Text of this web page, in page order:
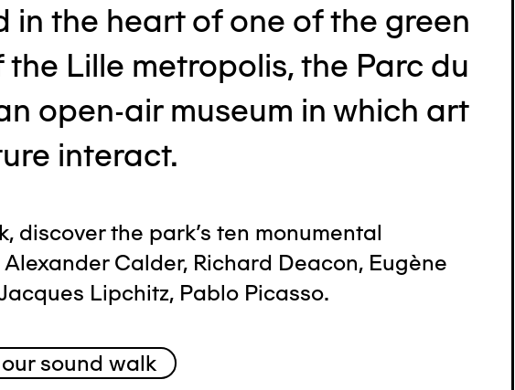
in the heart of one of the green
the Lille metropolis, the Parc du
open-air museum in which art
interact.
discover the park's ten monumental
Calder, Richard Deacon, Eugène
Lipchitz, Pablo Picasso.
sound walk